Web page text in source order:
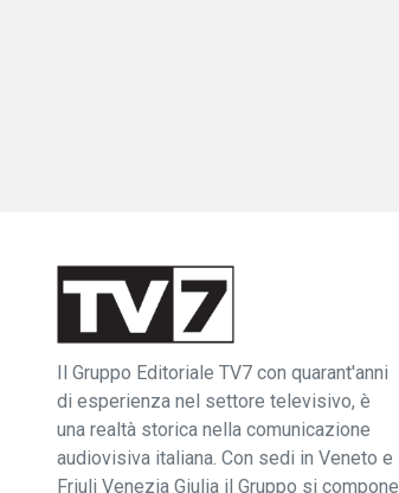
Il Gruppo Editoriale TV7 con quarant'anni
di esperienza nel settore televisivo, è
una realtà storica nella comunicazione
audiovisiva italiana. Con sedi in Veneto e
Friuli Venezia Giulia il Gruppo si compone